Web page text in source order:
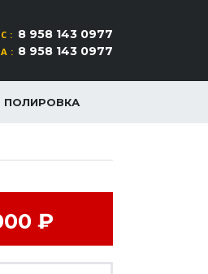
: 8 958 143 0977
: 8 958 143 0977
ПОЛИРОВКА
₽